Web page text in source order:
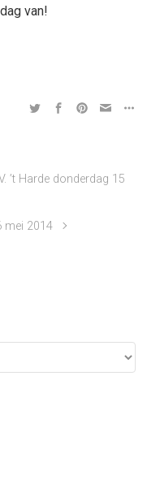
van!
’t Harde donderdag 15
mei 2014